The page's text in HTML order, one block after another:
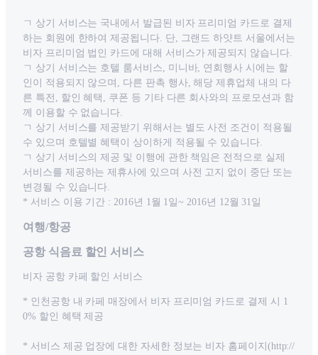
ㄱ 상기 서비스는 국내에서 발급된 비자 프리미엄 카드로 결제
하는 회원에 한하여 제공됩니다. 단, 그랜드 하얏트 서울에서는
비자 프리미엄 법인 카드에 대해 서비스가 제공되지 않습니다.
ㄱ 상기 서비스는 호텔 룸서비스, 미니바, 연회행사 시에는 할
인이 적용되지 않으며, 다른 판촉 행사, 해당 제휴업체 내의 다
른 특전, 할인 혜택, 쿠폰 등 기타 다른 회사와의 프로모션과 함
께 이용할 수 없습니다.
ㄱ 상기 서비스를 제공받기 위해서는 별도 사전 조건이 적용될
수 있으며 호텔별 혜택이 상이하게 적용될 수 있습니다.
ㄱ 상기 서비스의 제공 및 이행에 관한 책임은 전적으로 실제
서비스를 제공하는 제휴사에 있으며 사전 고지 없이 중단 또는
변경될 수 있습니다.
* 서비스 이용 기간 : 2016년 1월 1일~ 2016년 12월 31일
여행/항공
공항 식음료 할인 서비스
비자 공항 카페 할인 서비스
* 인천공항 내 카페 매장에서 비자 프리미엄 카드로 결제 시 1
0% 할인 혜택 제공
* 서비스 제공 업장에 대한 자세한 정보는 비자 홈페이지(http://